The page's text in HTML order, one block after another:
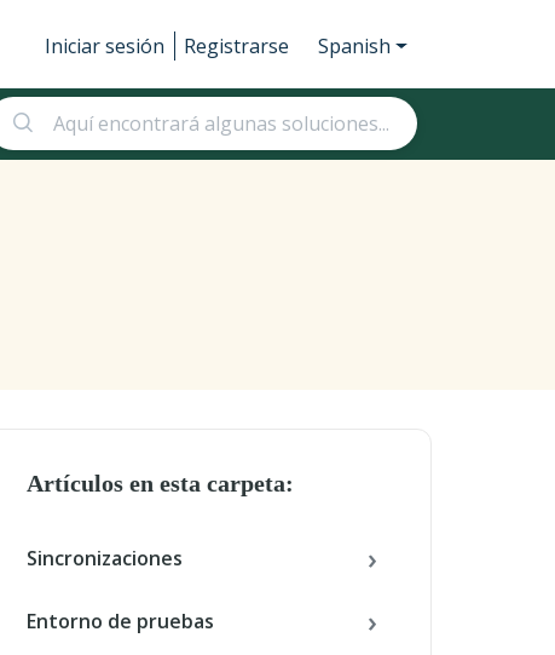
Iniciar sesión
Registrarse Spanish
Artículos en esta carpeta:
Sincronizaciones
Entorno de pruebas